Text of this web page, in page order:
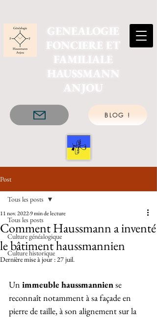
GENEALOGIE
FONCIERE ET
FAMILIALE
HAUSSMANN
ANJOU
BLOG !
Post
Tous les posts
Culture généalogique
Culture historique
Tous les posts
Comment Haussmann a inventé
le bâtiment haussmannien
11 nov. 20229 min de lecture
Dernière mise à jour :27 juil.
Un immeuble haussmannien se
reconnaît notamment à sa façade en
pierre de taille, à son alignement sur la